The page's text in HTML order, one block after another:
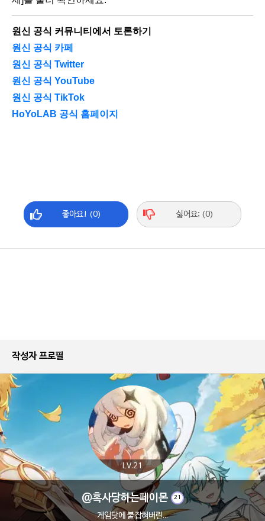
원신 공식 커뮤니티에서 토론하기
원신 공식 카페
원신 공식 Twitter
원신 공식 YouTube
원신 공식 TikTok
HoYoLAB 공식 홈페이지
좋아요! (0) 싫어요; (0)
작성자 프로필
LV.21
@혹사당하는페이몬 21
게임닷에 붙잡혀버린...